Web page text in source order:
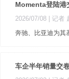
Momenta登陆港
2026/07/08 | 记者
奔驰、比亚迪为其
车企半年销量交